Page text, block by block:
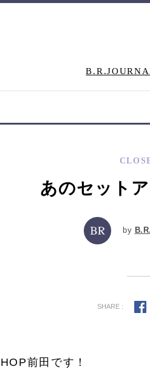
あのセット
by
SHARE :
前田です！